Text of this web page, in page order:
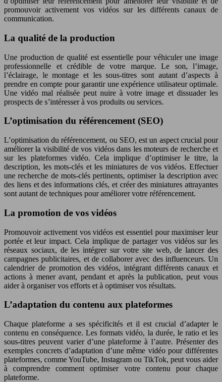
promouvoir activement vos vidéos sur les différents canaux de
communication.
La qualité de la production
Une production de qualité est essentielle pour véhiculer une image
professionnelle et crédible de votre marque. Le son, l’image,
l’éclairage, le montage et les sous-titres sont autant d’aspects à
prendre en compte pour garantir une expérience utilisateur optimale.
Une vidéo mal réalisée peut nuire à votre image et dissuader les
prospects de s’intéresser à vos produits ou services.
L’optimisation du référencement (SEO)
L’optimisation du référencement, ou SEO, est un aspect crucial pour
améliorer la visibilité de vos vidéos dans les moteurs de recherche et
sur les plateformes vidéo. Cela implique d’optimiser le titre, la
description, les mots-clés et les miniatures de vos vidéos. Effectuer
une recherche de mots-clés pertinents, optimiser la description avec
des liens et des informations clés, et créer des miniatures attrayantes
sont autant de techniques pour améliorer votre référencement.
La promotion de vos vidéos
Promouvoir activement vos vidéos est essentiel pour maximiser leur
portée et leur impact. Cela implique de partager vos vidéos sur les
réseaux sociaux, de les intégrer sur votre site web, de lancer des
campagnes publicitaires, et de collaborer avec des influenceurs. Un
calendrier de promotion des vidéos, intégrant différents canaux et
actions à mener avant, pendant et après la publication, peut vous
aider à organiser vos efforts et à optimiser vos résultats.
L’adaptation du contenu aux plateformes
Chaque plateforme a ses spécificités et il est crucial d’adapter le
contenu en conséquence. Les formats vidéo, la durée, le ratio et les
sous-titres peuvent varier d’une plateforme à l’autre. Présenter des
exemples concrets d’adaptation d’une même vidéo pour différentes
plateformes, comme YouTube, Instagram ou TikTok, peut vous aider
à comprendre comment optimiser votre contenu pour chaque
plateforme.